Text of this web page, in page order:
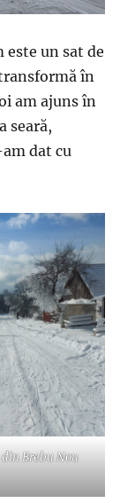
este un sat de
în
am ajuns în
seară,
dat cu
Brebu Nou